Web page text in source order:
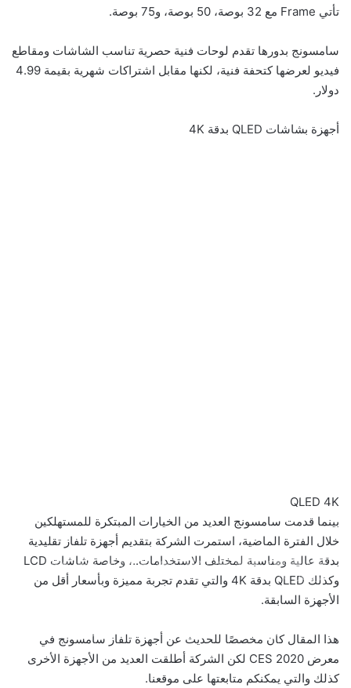
تأتي Frame مع 32 بوصة، 50 بوصة، و75 بوصة.
سامسونج بدورها تقدم لوحات فنية حصرية تناسب الشاشات ومقاطع
فيديو لعرضها كتحفة فنية، لكنها مقابل اشتراكات شهرية بقيمة 4.99
دولار.
أجهزة بشاشات QLED بدقة 4K
QLED 4K
بينما قدمت سامسونج العديد من الخيارات المبتكرة للمستهلكين
خلال الفترة الماضية، استمرت الشركة بتقديم أجهزة تلفاز تقليدية
بدقة عالية ومناسبة لمختلف الاستخدامات..، وخاصة شاشات LCD
وكذلك QLED بدقة 4K والتي تقدم تجربة مميزة وبأسعار أقل من
الأجهزة السابقة.
هذا المقال كان مخصصًا للحديث عن أجهزة تلفاز سامسونج في
معرض CES 2020 لكن الشركة أطلقت العديد من الأجهزة الأخرى
كذلك والتي يمكنكم متابعتها على موقعنا.
المغامرين ولن تصدق ما يحدث في «حلبة الموت»!
ثنائية بيلينغهام القاتلة تقود إنجلترا لعبور النرويج إلى نصف نهائي
مونديال 2026
أمريكا تشنّ الجولة الثالثة من ضرباتها الجوية على إيران رداً على
هجوم بمضيق هرمز